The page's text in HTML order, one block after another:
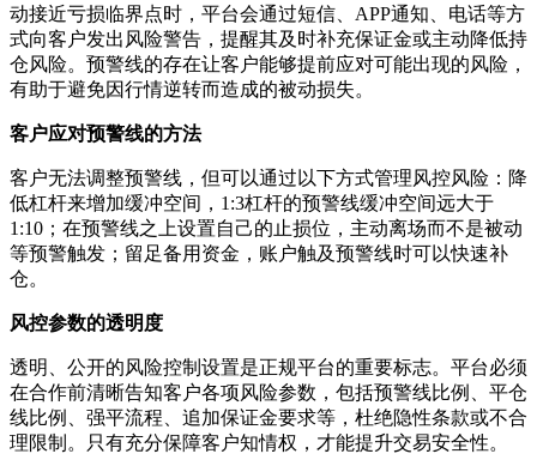
动接近亏损临界点时，平台会通过短信、APP通知、电话等方
式向客户发出风险警告，提醒其及时补充保证金或主动降低持
仓风险。预警线的存在让客户能够提前应对可能出现的风险，
有助于避免因行情逆转而造成的被动损失。
客户应对预警线的方法
客户无法调整预警线，但可以通过以下方式管理风控风险：降
低杠杆来增加缓冲空间，1:3杠杆的预警线缓冲空间远大于
1:10；在预警线之上设置自己的止损位，主动离场而不是被动
等预警触发；留足备用资金，账户触及预警线时可以快速补
仓。
风控参数的透明度
透明、公开的风险控制设置是正规平台的重要标志。平台必须
在合作前清晰告知客户各项风险参数，包括预警线比例、平仓
线比例、强平流程、追加保证金要求等，杜绝隐性条款或不合
理限制。只有充分保障客户知情权，才能提升交易安全性。